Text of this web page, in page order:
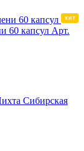
60 капсул Арт.
Сибирская